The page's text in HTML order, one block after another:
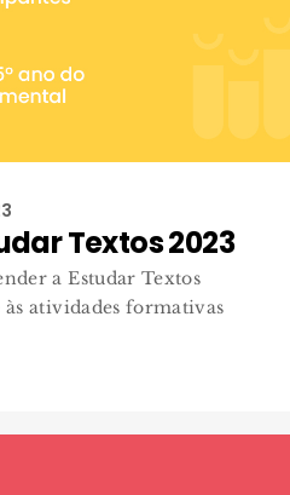
Textos 2023
a Estudar Textos
atividades formativas